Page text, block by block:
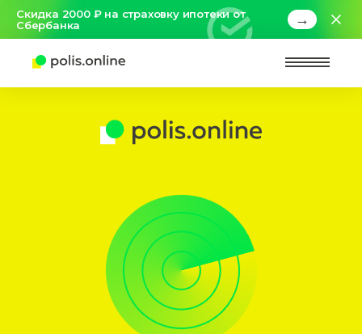
Скидка 2000 ₽ на страховку ипотеки от
Сбербанка
→